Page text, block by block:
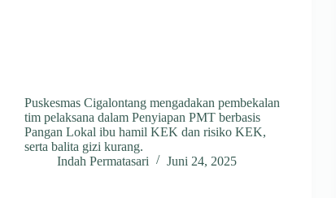
Puskesmas Cigalontang mengadakan pembekalan
tim pelaksana dalam Penyiapan PMT berbasis
Pangan Lokal ibu hamil KEK dan risiko KEK,
serta balita gizi kurang.
Indah Permatasari
Juni 24, 2025